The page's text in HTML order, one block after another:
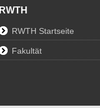
RWTH
RWTH Startseite
Fakultät